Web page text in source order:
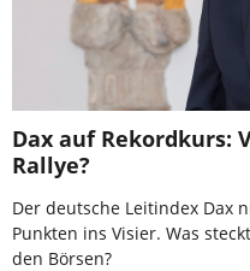
Dax auf Rekordkurs:
Rallye?
Der deutsche Leitindex Dax
Punkten ins Visier. Was
den Börsen?